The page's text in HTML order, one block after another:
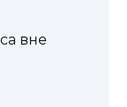
вне